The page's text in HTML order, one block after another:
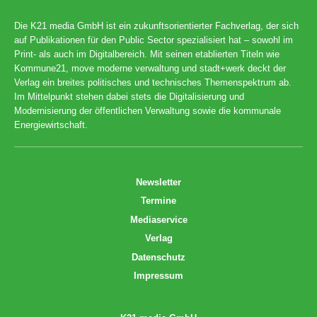
Die K21 media GmbH ist ein zukunftsorientierter Fachverlag, der sich
auf Publikationen für den Public Sector spezialisiert hat – sowohl im
Print- als auch im Digitalbereich. Mit seinen etablierten Titeln wie
Kommune21, move moderne verwaltung und stadt+werk deckt der
Verlag ein breites politisches und technisches Themenspektrum ab.
Im Mittelpunkt stehen dabei stets die Digitalisierung und
Modernisierung der öffentlichen Verwaltung sowie die kommunale
Energiewirtschaft.
Newsletter
Termine
Mediaservice
Verlag
Datenschutz
Impressum